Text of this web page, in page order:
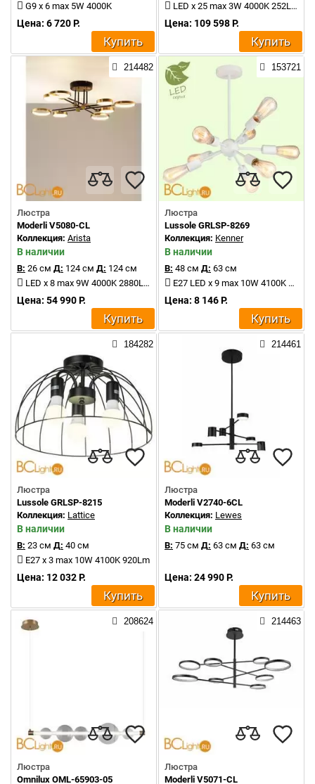
G9 x 6 max 5W 4000K
Цена: 6 720 Р.
Купить
LED x 25 max 3W 4000K 252Lm
Цена: 109 598 Р.
Купить
214482
Люстра
Moderli V5080-CL
Коллекция: Arista
В наличии
В: 26 см Д: 124 см Д: 124 см
LED x 8 max 9W 4000K 2880Lm
Цена: 54 990 Р.
Купить
153721
Люстра
Lussole GRLSP-8269
Коллекция: Kenner
В наличии
В: 48 см Д: 63 см
Е27 LED x 9 max 10W 4100K 5670Lm
Цена: 8 146 Р.
Купить
184282
Люстра
Lussole GRLSP-8215
Коллекция: Lattice
В наличии
В: 23 см Д: 40 см
E27 x 3 max 10W 4100K 920Lm
Цена: 12 032 Р.
Купить
214461
Люстра
Moderli V2740-6CL
Коллекция: Lewes
В наличии
В: 75 см Д: 63 см Д: 63 см
Цена: 24 990 Р.
Купить
208624
Люстра
Omnilux OML-65903-05
214463
Люстра
Moderli V5071-CL